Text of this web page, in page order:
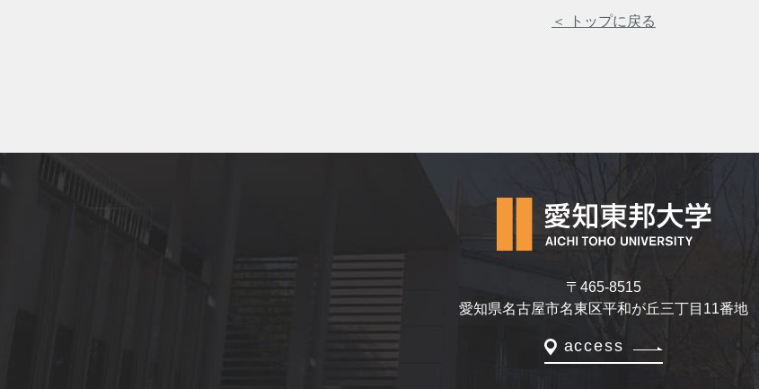
＜ トップに戻る
〒465-8515
愛知県名古屋市名東区平和が丘三丁目11番地
access